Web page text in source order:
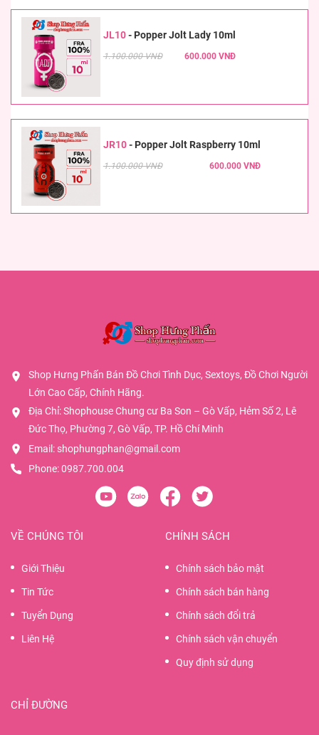
JL10- Popper Jolt Lady 10ml
1.100.000 VNĐ 600.000 VNĐ
JR10- Popper Jolt Raspberry 10ml
1.100.000 VNĐ 600.000 VNĐ
Shop Hưng Phấn Bán Đồ Chơi Tình Dục, Sextoys, Đồ Chơi Người
Lớn Cao Cấp, Chính Hãng.
Địa Chỉ: Shophouse Chung cư Ba Son – Gò Vấp, Hẻm Số 2, Lê
Đức Thọ, Phường 7, Gò Vấp, TP. Hồ Chí Minh
Email: shophungphan@gmail.com
Phone:0987.700.004
VỀ CHÚNG TÔI
Giới Thiệu
Tin Tức
Tuyển Dụng
Liên Hệ
CHÍNH SÁCH
Chính sách bảo mật
Chính sách bán hàng
Chính sách đổi trả
Chính sách vận chuyển
Quy định sử dụng
CHỈ ĐƯỜNG